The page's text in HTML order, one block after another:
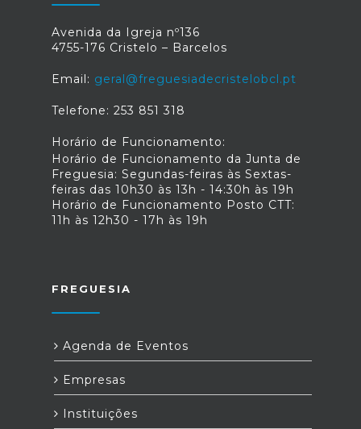
Avenida da Igreja nº136
4755-176 Cristelo – Barcelos
Email: geral@freguesiadecristelobcl.pt
Telefone: 253 851 318
Horário de Funcionamento:
Horário de Funcionamento da Junta de
Freguesia: Segundas-feiras às Sextas-
feiras das 10h30 às 13h - 14:30h às 19h
Horário de Funcionamento Posto CTT:
11h às 12h30 - 17h às 19h
FREGUESIA
Agenda de Eventos
Empresas
Instituições